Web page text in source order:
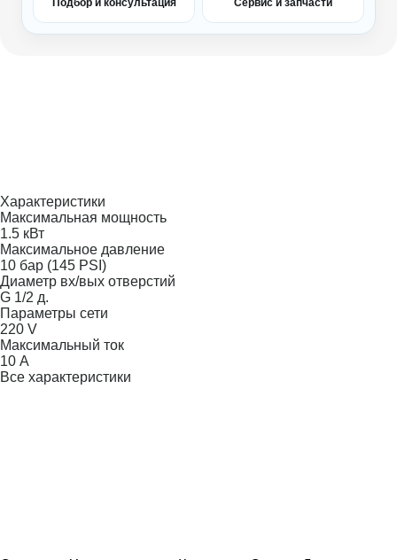
Подбор и консультация Сервис и запчасти
Характеристики
Максимальная мощность
1.5 кВт
Максимальное давление
10 бар (145 PSI)
Диаметр вх/вых отверстий
G 1/2 д.
Параметры сети
220 V
Максимальный ток
10 А
Все характеристики